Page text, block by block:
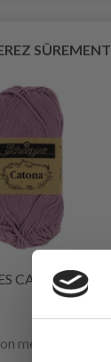
SÛREMENT
CATONA
mercerisé